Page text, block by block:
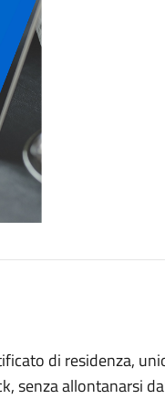
di residenza,
senza allontanarsi